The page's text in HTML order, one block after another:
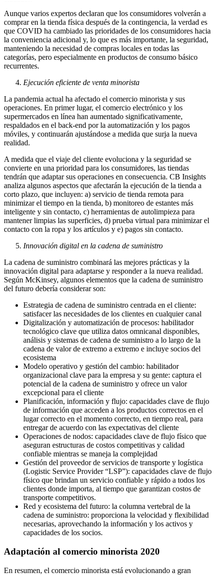
Aunque varios expertos declaran que los consumidores volverán a
comprar en la tienda física después de la contingencia, la verdad es
que COVID ha cambiado las prioridades de los consumidores hacia
la conveniencia adicional y, lo que es más importante, la seguridad,
manteniendo la necesidad de compras locales en todas las
categorías, pero especialmente en productos de consumo básico
recurrentes.
Ejecución eficiente de venta minorista
La pandemia actual ha afectado el comercio minorista y sus
operaciones. En primer lugar, el comercio electrónico y los
supermercados en línea han aumentado significativamente,
respaldados en el back-end por la automatización y los pagos
móviles, y continuarán ajustándose a medida que surja la nueva
realidad.
A medida que el viaje del cliente evoluciona y la seguridad se
convierte en una prioridad para los consumidores, las tiendas
tendrán que adaptar sus operaciones en consecuencia. CB Insights
analiza algunos aspectos que afectarán la ejecución de la tienda a
corto plazo, que incluyen: a) servicio de tienda remota para
minimizar el tiempo en la tienda, b) monitoreo de estantes más
inteligente y sin contacto, c) herramientas de autolimpieza para
mantener limpias las superficies, d) prueba virtual para minimizar el
contacto con la ropa y los artículos y e) pagos sin contacto.
Innovación digital en la cadena de suministro
La cadena de suministro combinará las mejores prácticas y la
innovación digital para adaptarse y responder a la nueva realidad.
Según McKinsey, algunos elementos que la cadena de suministro
del futuro debería considerar son:
Estrategia de cadena de suministro centrada en el cliente:
satisfacer las necesidades de los clientes en cualquier canal
Digitalización y automatización de procesos: habilitador
tecnológico clave que utiliza datos omnicanal disponibles,
análisis y sistemas de cadena de suministro a lo largo de la
cadena de valor de extremo a extremo e incluye socios del
ecosistema
Modelo operativo y gestión del cambio: habilitador
organizacional clave para la empresa y su gente: captura el
potencial de la cadena de suministro y ofrece un valor
excepcional para el cliente
Planificación, información y flujo: capacidades clave de flujo
de información que acceden a los productos correctos en el
lugar correcto en el momento correcto, en tiempo real, para
entregar de acuerdo con las expectativas del cliente
Operaciones de nodos: capacidades clave de flujo físico que
aseguran estructuras de costos competitivas y calidad
confiable mientras se maneja la complejidad
Gestión del proveedor de servicios de transporte y logística
(Logistic Service Provider “LSP”): capacidades clave de flujo
físico que brindan un servicio confiable y rápido a todos los
clientes donde importa, al tiempo que garantizan costos de
transporte competitivos.
Red y ecosistema del futuro: la columna vertebral de la
cadena de suministro: proporciona la velocidad y flexibilidad
necesarias, aprovechando la información y los activos y
capacidades de los socios.
Adaptación al comercio minorista 2020
En resumen, el comercio minorista está evolucionando a gran